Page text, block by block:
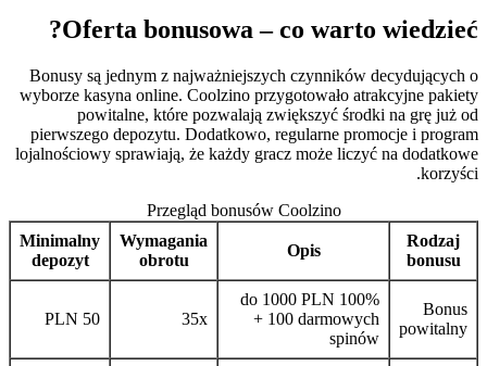
Oferta bonusowa – co warto wiedzieć?
Bonusy są jednym z najważniejszych czynników decydujących o
wyborze kasyna online. Coolzino przygotowało atrakcyjne pakiety
powitalne, które pozwalają zwiększyć środki na grę już od
pierwszego depozytu. Dodatkowo, regularne promocje i program
lojalnościowy sprawiają, że każdy gracz może liczyć na dodatkowe
korzyści.
Przegląd bonusów Coolzino
Rodzaj
bonusu
Opis
Wymagania
obrotu
Minimalny
depozyt
Bonus
powitalny
100% do 1000 PLN
+ 100 darmowych
spinów
35x
50 PLN